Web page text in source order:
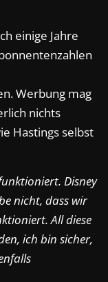
einige Jahre
Werbung mag
nichts
Hastings selbst
Disney
nicht, dass wir
All diese
ich bin sicher,